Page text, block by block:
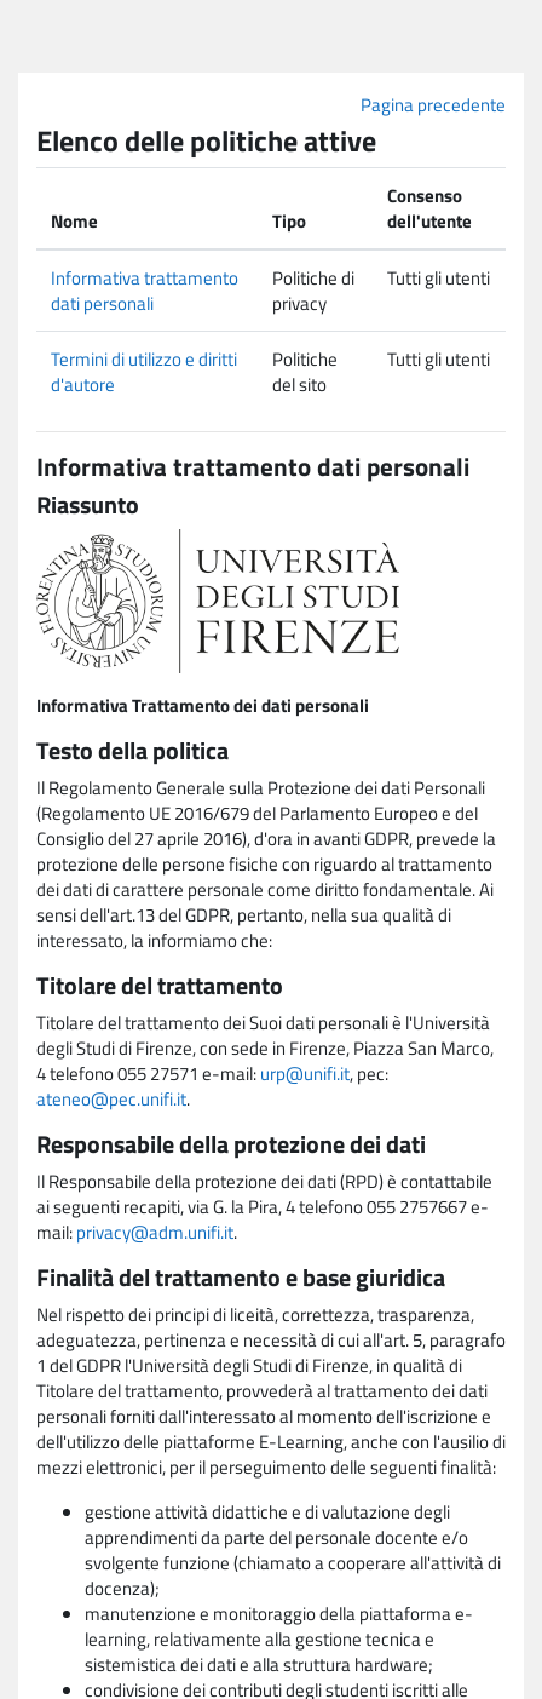
Pagina precedente
Elenco delle politiche attive
Nome Tipo
Consenso
dell'utente
Informativa trattamento
dati personali
Politiche di
privacy
Tutti gli utenti
Termini di utilizzo e diritti
d'autore
Politiche
del sito
Tutti gli utenti
Informativa trattamento dati personali
Riassunto
Informativa Trattamento dei dati personali
Testo della politica
Il Regolamento Generale sulla Protezione dei dati Personali
(Regolamento UE 2016/679 del Parlamento Europeo e del
Consiglio del 27 aprile 2016), d'ora in avanti GDPR, prevede la
protezione delle persone fisiche con riguardo al trattamento
dei dati di carattere personale come diritto fondamentale. Ai
sensi dell'art.13 del GDPR, pertanto, nella sua qualità di
interessato, la informiamo che:
Titolare del trattamento
Titolare del trattamento dei Suoi dati personali è l'Università
degli Studi di Firenze, con sede in Firenze, Piazza San Marco,
4 telefono 055 27571 e-mail:urp@unifi.it, pec:
ateneo@pec.unifi.it.
Responsabile della protezione dei dati
Il Responsabile della protezione dei dati (RPD) è contattabile
ai seguenti recapiti, via G. la Pira, 4 telefono 055 2757667 e-
mail:privacy@adm.unifi.it.
Finalità del trattamento e base giuridica
Nel rispetto dei principi di liceità, correttezza, trasparenza,
adeguatezza, pertinenza e necessità di cui all'art. 5, paragrafo
1 del GDPR l'Università degli Studi di Firenze, in qualità di
Titolare del trattamento, provvederà al trattamento dei dati
personali forniti dall'interessato al momento dell'iscrizione e
dell'utilizzo delle piattaforme E-Learning, anche con l'ausilio di
mezzi elettronici, per il perseguimento delle seguenti finalità:
gestione attività didattiche e di valutazione degli
apprendimenti da parte del personale docente e/o
svolgente funzione (chiamato a cooperare all'attività di
docenza);
manutenzione e monitoraggio della piattaforma e-
learning, relativamente alla gestione tecnica e
sistemistica dei dati e alla struttura hardware;
condivisione dei contributi degli studenti iscritti alle